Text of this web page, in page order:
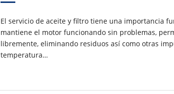
El servicio de aceite y filtro tiene una importancia
mantiene el motor funcionando sin problemas,
libremente, eliminando residuos así como otras
temperatura…